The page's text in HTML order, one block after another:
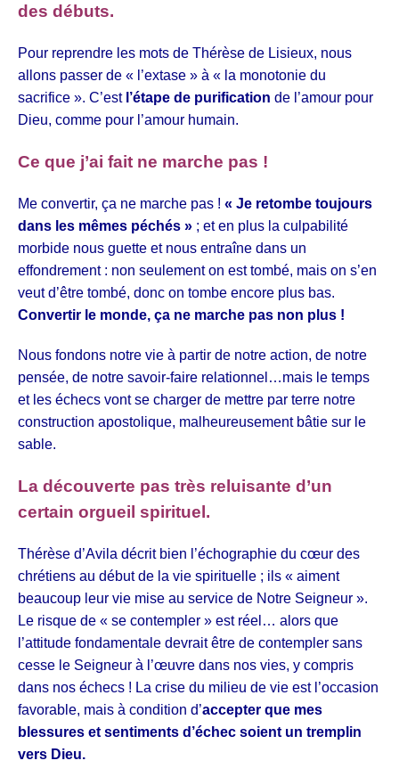
des débuts.
Pour reprendre les mots de Thérèse de Lisieux, nous
allons passer de « l’extase » à « la monotonie du
sacrifice ». C’est l’étape de purification de l’amour pour
Dieu, comme pour l’amour humain.
Ce que j’ai fait ne marche pas !
Me convertir, ça ne marche pas ! « Je retombe toujours
dans les mêmes péchés » ; et en plus la culpabilité
morbide nous guette et nous entraîne dans un
effondrement : non seulement on est tombé, mais on s’en
veut d’être tombé, donc on tombe encore plus bas.
Convertir le monde, ça ne marche pas non plus !
Nous fondons notre vie à partir de notre action, de notre
pensée, de notre savoir-faire relationnel…mais le temps
et les échecs vont se charger de mettre par terre notre
construction apostolique, malheureusement bâtie sur le
sable.
La découverte pas très reluisante d’un
certain orgueil spirituel.
Thérèse d’Avila décrit bien l’échographie du cœur des
chrétiens au début de la vie spirituelle ; ils « aiment
beaucoup leur vie mise au service de Notre Seigneur ».
Le risque de « se contempler » est réel… alors que
l’attitude fondamentale devrait être de contempler sans
cesse le Seigneur à l’œuvre dans nos vies, y compris
dans nos échecs ! La crise du milieu de vie est l’occasion
favorable, mais à condition d’accepter que mes
blessures et sentiments d’échec soient un tremplin
vers Dieu.